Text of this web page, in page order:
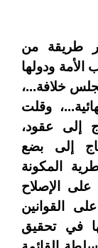
طريقة من
ودولها
خلافة...،
وقلت
إلى عقود،
إلى بضع
المكونة
على الإصلاح
القوانين
في تحقيق